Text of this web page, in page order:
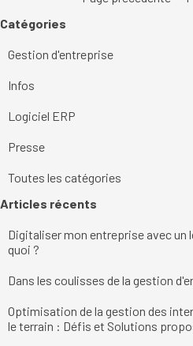
Sauter le bloc Catégories
Catégories
Gestion d'entreprise
Infos
Logiciel ERP
Presse
Toutes les catégories
Sauter le bloc Articles récents
Articles récents
Digitaliser mon entreprise avec un
quoi ?
Dans les coulisses de la gestion
Optimisation de la gestion des
le terrain : Défis et Solutions